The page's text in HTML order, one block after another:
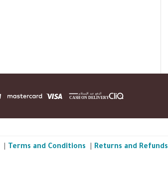
Terms and Conditions Returns and Refunds